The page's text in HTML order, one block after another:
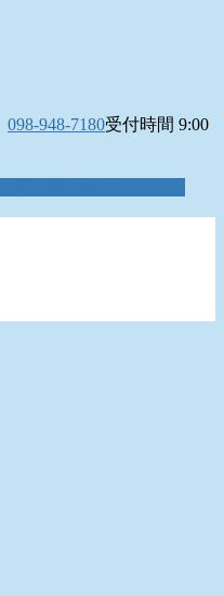
098-948-7180受付時間 9:00